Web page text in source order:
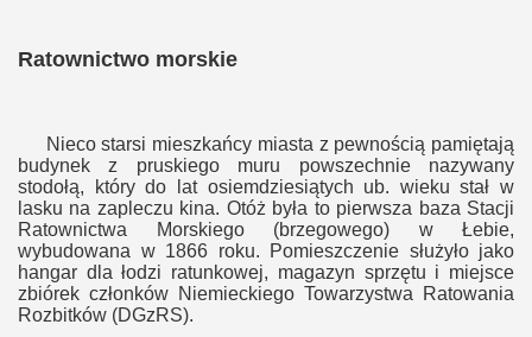
Ratownictwo morskie
Nieco starsi mieszkańcy miasta z pewnością pamiętają
budynek z pruskiego muru powszechnie nazywany
stodołą, który do lat osiemdziesiątych ub. wieku stał w
lasku na zapleczu kina. Otóż była to pierwsza baza Stacji
Ratownictwa Morskiego (brzegowego) w Łebie,
wybudowana w 1866 roku. Pomieszczenie służyło jako
hangar dla łodzi ratunkowej, magazyn sprzętu i miejsce
zbiórek członków Niemieckiego Towarzystwa Ratowania
Rozbitków (DGzRS).